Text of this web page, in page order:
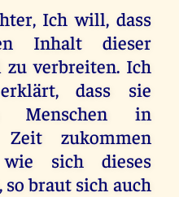
Ich will, dass
Inhalt dieser
zu verbreiten. Ich
dass sie
Menschen in
zukommen
wie sich dieses
braut sich auch